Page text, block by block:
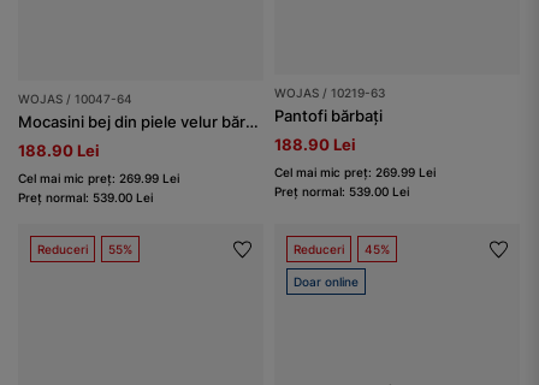
WOJAS / 10047-64
Mocasini bej din piele velur bărbați
188.90 Lei
Cel mai mic preț: 269.99 Lei
Preț normal: 539.00 Lei
WOJAS / 10219-63
Pantofi bărbați
188.90 Lei
Cel mai mic preț: 269.99 Lei
Preț normal: 539.00 Lei
Reduceri 55% Reduceri 45%
Doar online